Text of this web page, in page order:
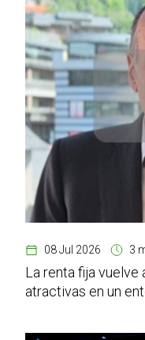
08 Jul 2026 3
La renta fija
atractivas en un